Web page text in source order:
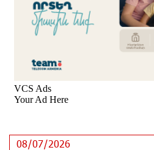
հաղթահարել են
Վթար Լոռու մարզում․
դուրս են բերել